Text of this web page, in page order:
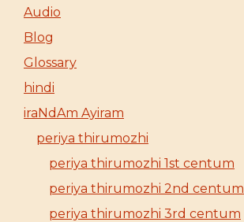
Audio
Blog
Glossary
hindi
iraNdAm Ayiram
periya thirumozhi
periya thirumozhi 1st centum
periya thirumozhi 2nd centum
periya thirumozhi 3rd centum